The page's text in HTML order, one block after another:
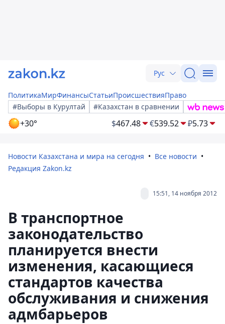
Рус
ПолитикаМирФинансыСтатьиПроисшествияПраво
#Выборы в Курултай
#Казахстан в сравнении
+30° $467.48 €539.52 ₽5.73
Новости Казахстана и мира на сегодня
Все новости
Редакция Zakon.kz
15:51, 14 ноября 2012
В транспортное
законодательство
планируется внести
изменения, касающиеся
стандартов качества
обслуживания и снижения
адмбарьеров